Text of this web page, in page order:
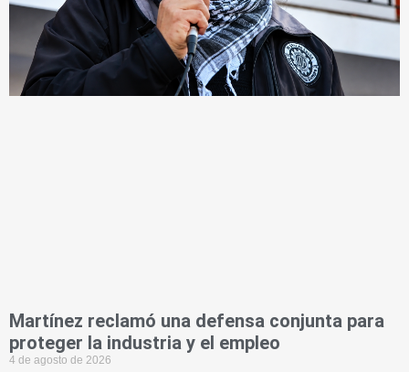
Martínez reclamó una defensa conjunta para
proteger la industria y el empleo
4 de agosto de 2026